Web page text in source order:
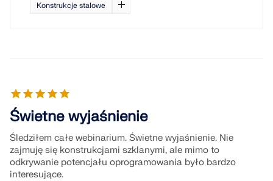
Konstrukcje stalowe
Świetne wyjaśnienie
Śledziłem całe webinarium. Świetne wyjaśnienie. Nie
zajmuję się konstrukcjami szklanymi, ale mimo to
odkrywanie potencjału oprogramowania było bardzo
interesujące.